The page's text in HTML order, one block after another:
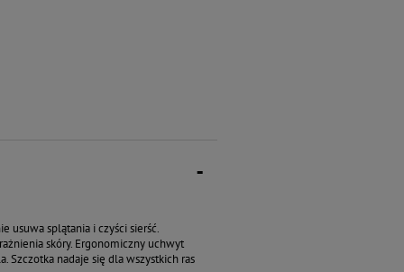
usuwa splątania i czyści sierść.
skóry. Ergonomiczny uchwyt
Szczotka nadaje się dla wszystkich ras